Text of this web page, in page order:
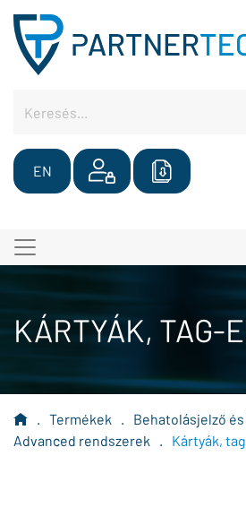
EN
KÁRTYÁK, TAG-
. Termékek . Behatolásjelző
Advanced rendszerek
. Kártyák,